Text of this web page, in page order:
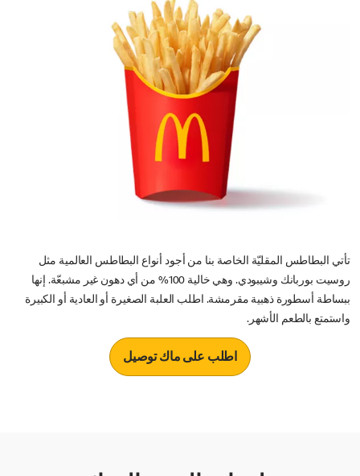
تأتي البطاطس المقليّة الخاصة بنا من أجود أنواع البطاطس العالمية مثل
روسيت بوربانك وشيبودي. وهي خالية 100% من أي دهون غير مشبعّة. إنها
ببساطة أسطورة ذهبية مقرمشة. اطلب العلبة الصغيرة أو العادية أو الكبيرة
واستمتع بالطعم الأشهر.
اطلب على ماك توصيل